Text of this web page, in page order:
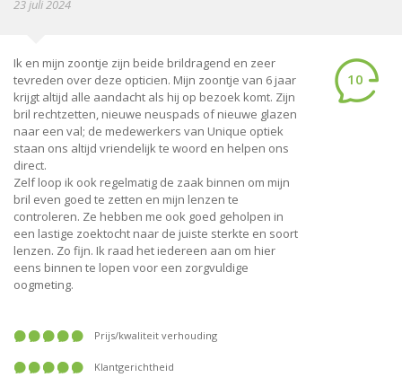
23 juli 2024
Ik en mijn zoontje zijn beide brildragend en zeer
tevreden over deze opticien. Mijn zoontje van 6 jaar
krijgt altijd alle aandacht als hij op bezoek komt. Zijn
bril rechtzetten, nieuwe neuspads of nieuwe glazen
naar een val; de medewerkers van Unique optiek
staan ons altijd vriendelijk te woord en helpen ons
direct.
Zelf loop ik ook regelmatig de zaak binnen om mijn
bril even goed te zetten en mijn lenzen te
controleren. Ze hebben me ook goed geholpen in
een lastige zoektocht naar de juiste sterkte en soort
lenzen. Zo fijn. Ik raad het iedereen aan om hier
eens binnen te lopen voor een zorgvuldige
oogmeting.
10
prijs/kwaliteit verhouding
klantgerichtheid